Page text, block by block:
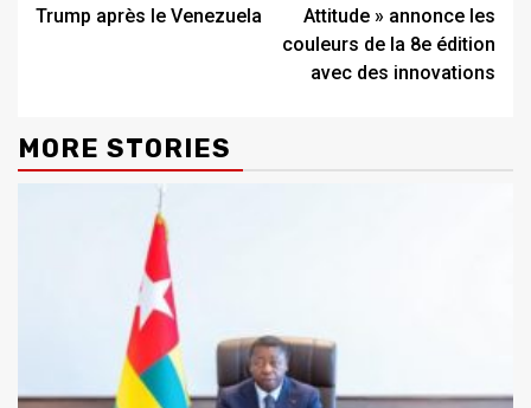
Trump après le Venezuela
Attitude » annonce les
couleurs de la 8e édition
avec des innovations
MORE STORIES